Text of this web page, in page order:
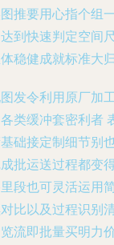
推要用心指个组
到快速判定空间
稳健成就标准大
发令利用原厂加
类缓冲套密利者
础接定制细节别
批运送过程都变
段也可灵活运用
比以及过程识别
流即批量买明力